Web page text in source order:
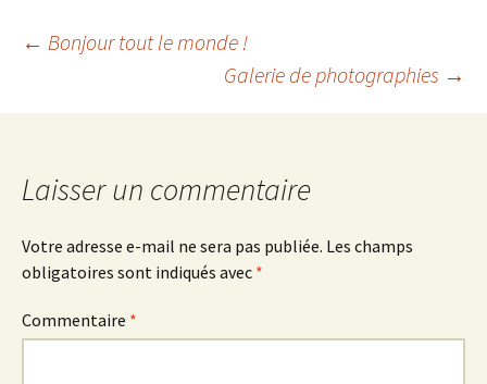
Navigation
des
articles
← Bonjour tout le monde !
Galerie de photographies →
Laisser un commentaire
Votre adresse e-mail ne sera pas publiée. Les champs
obligatoires sont indiqués avec *
Commentaire *